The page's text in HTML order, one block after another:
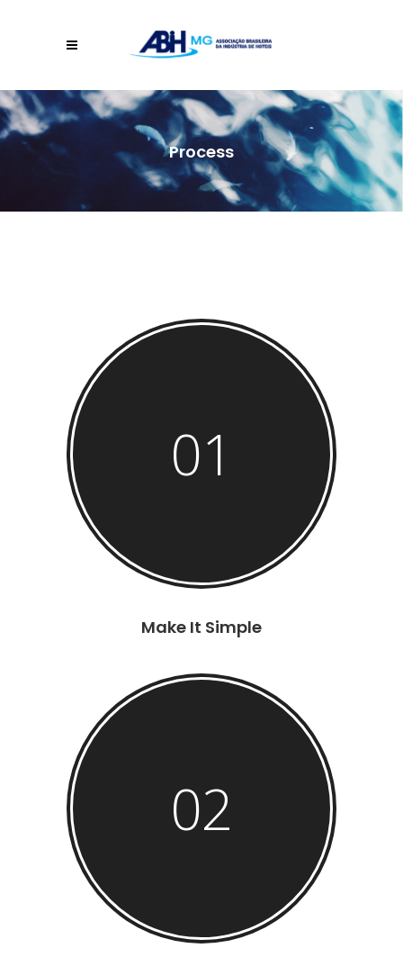
Process
01
Make It Simple
02